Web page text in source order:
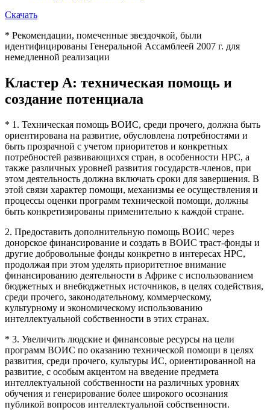
Скачать
* Рекомендации, помеченные звездочкой, были
идентифицированы Генеральной Ассамблеей 2007 г. для
немедленной реализации
Кластер A: техническая помощь и
создание потенциала
* 1. Техническая помощь ВОИС, среди прочего, должна быть
ориентирована на развитие, обусловлена потребностями и
быть прозрачной с учетом приоритетов и конкретных
потребностей развивающихся стран, в особенности НРС, а
также различных уровней развития государств-членов, при
этом деятельность должна включать сроки для завершения. В
этой связи характер помощи, механизмы ее осуществления и
процессы оценки программ технической помощи, должны
быть конкретизированы применительно к каждой стране.
2. Предоставить дополнительную помощь ВОИС через
донорское финансирование и создать в ВОИС траст-фонды и
другие добровольные фонды конкретно в интересах НРС,
продолжая при этом уделять приоритетное внимание
финансированию деятельности в Африке с использованием
бюджетных и внебюджетных источников, в целях содействия,
среди прочего, законодательному, коммерческому,
культурному и экономическому использованию
интеллектуальной собственности в этих странах.
* 3. Увеличить людские и финансовые ресурсы на цели
программ ВОИС по оказанию технической помощи в целях
развития, среди прочего, культуры ИС, ориентированной на
развитие, с особым акцентом на введение предмета
интеллектуальной собственности на различных уровнях
обучения и генерирование более широкого осознания
публикой вопросов интеллектуальной собственности.